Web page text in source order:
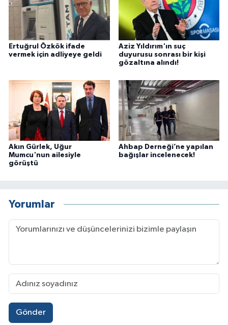
Ertuğrul Özkök ifade
vermek için adliyeye geldi
Aziz Yıldırım'ın suç
duyurusu sonrası bir kişi
gözaltına alındı!
Akın Gürlek, Uğur
Mumcu'nun ailesiyle
görüştü
Ahbap Derneği’ne yapılan
bağışlar incelenecek!
Yorumlar
Gönder